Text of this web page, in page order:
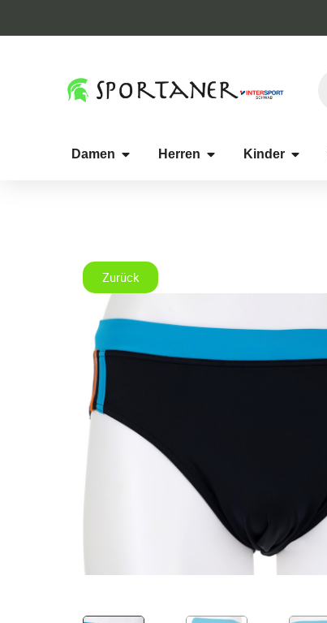
Damen Herren Kinder
Zurück